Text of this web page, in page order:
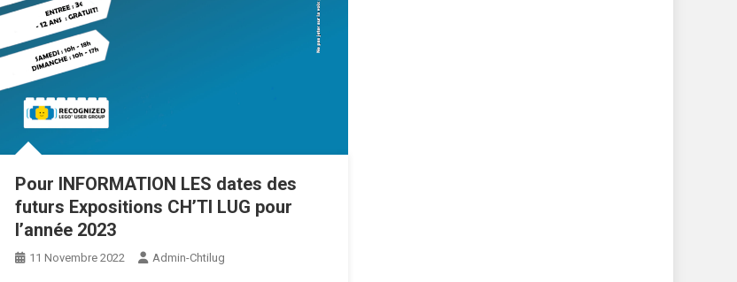
Pour INFORMATION LES dates des
futurs Expositions CH’TI LUG pour
l’année 2023
11 Novembre 2022 Admin-Chtilug